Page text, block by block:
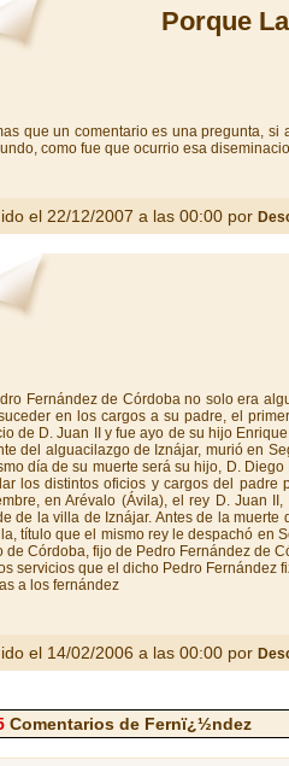
Porque
que un comentario es una pregunta,
como fue que ocurrio esa
el 22/12/2007 a las 00:00 por
Fernández de Córdoba no solo era
en los cargos a su padre, el
de D. Juan II y fue ayo de su hijo
del alguacilazgo de Iznájar, murió en
día de su muerte será su hijo, D.
los distintos oficios y cargos del
en Arévalo (Ávila), el rey D. Juan
de la villa de Iznájar. Antes de la
título que el mismo rey le despachó en
de Córdoba, fijo de Pedro Fernández de
servicios que el dicho Pedro Fernández
a los fernández
el 14/02/2006 a las 00:00 por
Comentarios de Fernï¿½ndez